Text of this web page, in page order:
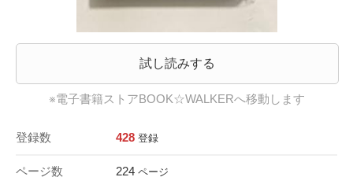
試し読みする
※電子書籍ストアBOOK☆WALKERへ移動します
登録数 428 登録
ページ数 224 ページ